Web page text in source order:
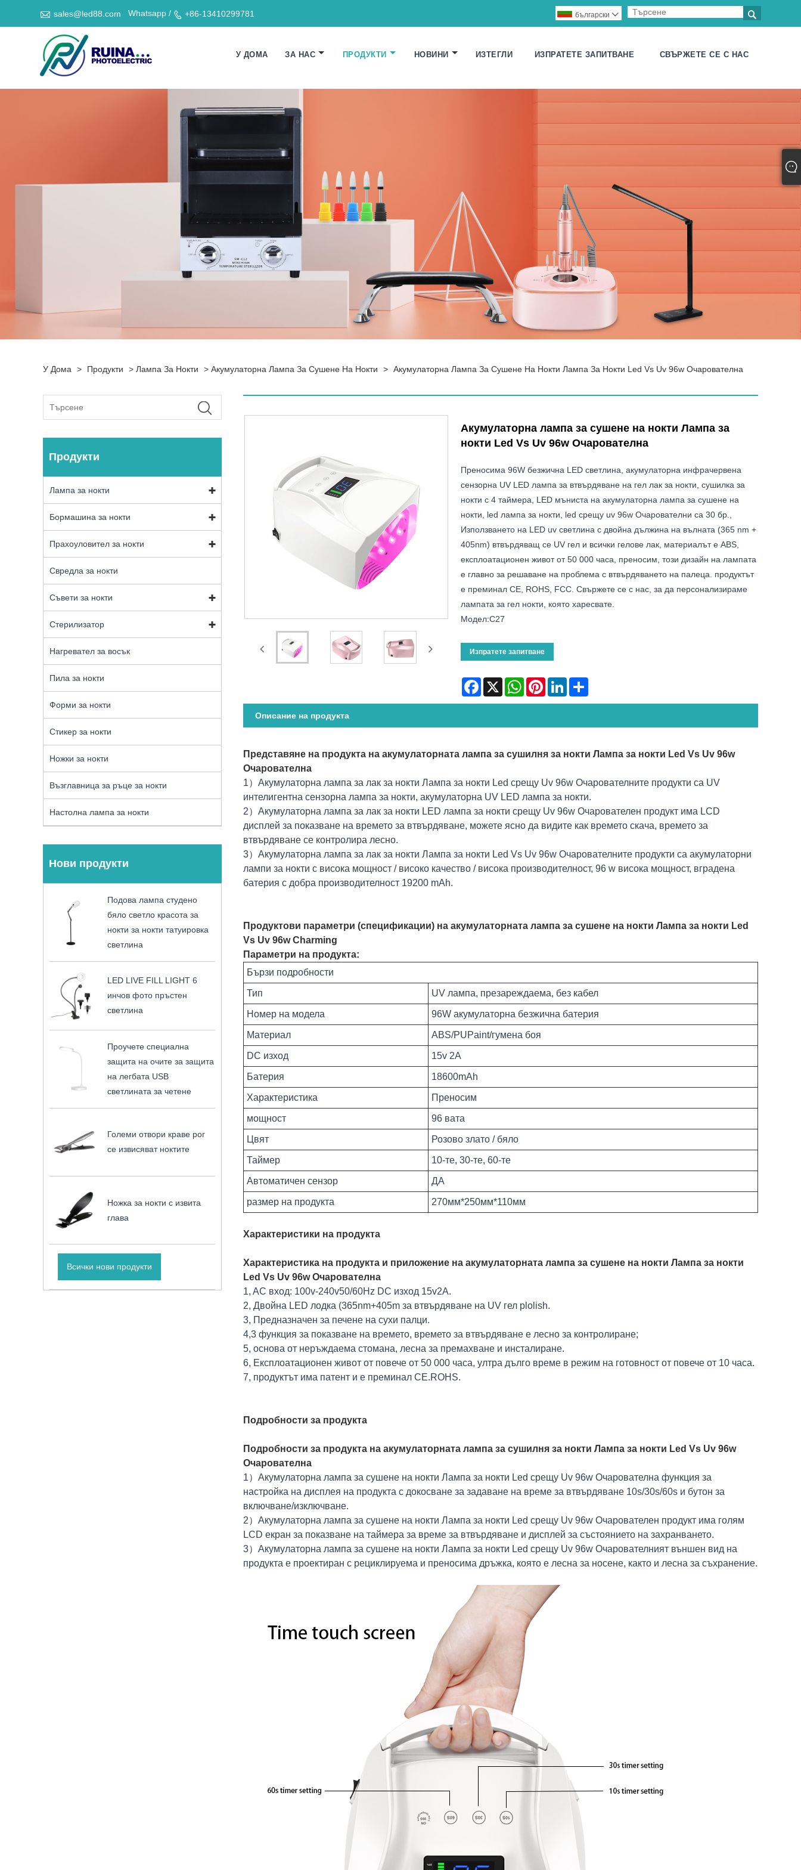
 sales@led88.com Whatsapp /  +86-13410299781 
български 
У ДОМА ЗА НАС ПРОДУКТИ НОВИНИ ИЗТЕГЛИ ИЗПРАТЕТЕ ЗАПИТВАНЕ СВЪРЖЕТЕ СЕ С НАС
У Дома > Продукти > Лампа За Нокти > Акумулаторна Лампа За Сушене На Нокти > Акумулаторна Лампа За Сушене На Нокти Лампа За Нокти Led Vs Uv 96w Очарователна
Продукти
Лампа за нокти
Бормашина за нокти
Прахоуловител за нокти
Свредла за нокти
Съвети за нокти
Стерилизатор
Нагревател за восък
Пила за нокти
Форми за нокти
Стикер за нокти
Ножки за нокти
Възглавница за ръце за нокти
Настолна лампа за нокти
Нови продукти
Подова лампа студено
бяло светло красота за
нокти за нокти татуировка
светлина
LED LIVE FILL LIGHT 6
инчов фото пръстен
светлина
Проучете специална
защита на очите за защита
на легбата USB
светлината за четене
Големи отвори краве рог
се извисяват ноктите
Ножка за нокти с извита
глава
Всички нови продукти
Акумулаторна лампа за сушене на нокти Лампа за
нокти Led Vs Uv 96w Очарователна
Преносима 96W безжична LED светлина, акумулаторна инфрачервена
сензорна UV LED лампа за втвърдяване на гел лак за нокти, сушилка за
нокти с 4 таймера, LED мъниста на акумулаторна лампа за сушене на
нокти, led лампа за нокти, led срещу uv 96w Очарователни са 30 бр.,
Използването на LED uv светлина с двойна дължина на вълната (365 nm +
405nm) втвърдяващ се UV гел и всички гелове лак, материалът е ABS,
експлоатационен живот от 50 000 часа, преносим, ​​този дизайн на лампата
е главно за решаване на проблема с втвърдяването на палеца. продуктът
е преминал CE, ROHS, FCC. Свържете се с нас, за да персонализираме
лампата за гел нокти, която харесвате.
Модел:C27
Изпратете запитване
Facebook
X WhatsAppPinterestLinkedInShare
Описание на продукта
Представяне на продукта на акумулаторната лампа за сушилня за нокти Лампа за нокти Led Vs Uv 96w
Очарователна
1）Акумулаторна лампа за лак за нокти Лампа за нокти Led срещу Uv 96w Очарователните продукти са UV
интелигентна сензорна лампа за нокти, акумулаторна UV LED лампа за нокти.
2）Акумулаторна лампа за лак за нокти LED лампа за нокти срещу Uv 96w Очарователен продукт има LCD
дисплей за показване на времето за втвърдяване, можете ясно да видите как времето скача, времето за
втвърдяване се контролира лесно.
3）Акумулаторна лампа за лак за нокти Лампа за нокти Led Vs Uv 96w Очарователните продукти са акумулаторни
лампи за нокти с висока мощност / високо качество / висока производителност, 96 w висока мощност, вградена
батерия с добра производителност 19200 mAh.
Продуктови параметри (спецификации) на акумулаторната лампа за сушене на нокти Лампа за нокти Led
Vs Uv 96w Charming
Параметри на продукта:
Бързи подробности
Тип UV лампа, презареждаема, без кабел
Номер на модела 96W акумулаторна безжична батерия
Материал ABS/PUPaint/гумена боя
DC изход 15v 2A
Батерия 18600mAh
Характеристика Преносим
мощност 96 вата
Цвят Розово злато / бяло
Таймер 10-те, 30-те, 60-те
Автоматичен сензор ДА
размер на продукта 270мм*250мм*110мм
Характеристики на продукта
Характеристика на продукта и приложение на акумулаторната лампа за сушене на нокти Лампа за нокти
Led Vs Uv 96w Очарователна
1, AC вход: 100v-240v50/60Hz DC изход 15v2A.
2, Двойна LED лодка (365nm+405m за втвърдяване на UV гел plolish.
3, Предназначен за печене на сухи палци.
4,3 функция за показване на времето, времето за втвърдяване е лесно за контролиране;
5, основа от неръждаема стомана, лесна за премахване и инсталиране.
6, Експлоатационен живот от повече от 50 000 часа, ултра дълго време в режим на готовност от повече от 10 часа.
7, продуктът има патент и е преминал CE.ROHS.
Подробности за продукта
Подробности за продукта на акумулаторната лампа за сушилня за нокти Лампа за нокти Led Vs Uv 96w
Очарователна
1）Акумулаторна лампа за сушене на нокти Лампа за нокти Led срещу Uv 96w Очарователна функция за
настройка на дисплея на продукта с докосване за задаване на време за втвърдяване 10s/30s/60s и бутон за
включване/изключване.
2）Акумулаторна лампа за сушене на нокти Лампа за нокти Led срещу Uv 96w Очарователен продукт има голям
LCD екран за показване на таймера за време за втвърдяване и дисплей за състоянието на захранването.
3）Акумулаторна лампа за сушене на нокти Лампа за нокти Led срещу Uv 96w Очарователният външен вид на
продукта е проектиран с рециклируема и преносима дръжка, която е лесна за носене, както и лесна за съхранение.